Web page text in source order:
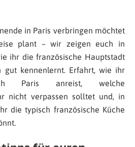
in Paris verbringen möchtet
plant – wir zeigen euch in
ihr die französische Hauptstadt
kennenlernt. Erfahrt, wie ihr
Paris anreist, welche
nicht verpassen solltet und, in
die typisch französische Küche